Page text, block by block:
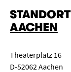
STANDORT
AACHEN
Theaterplatz 16
D-52062 Aachen